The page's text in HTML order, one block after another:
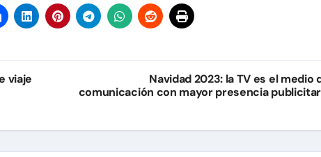
viaje
Navidad 2023: la TV es el medio
comunicación con mayor presencia